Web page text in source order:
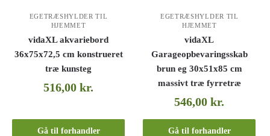
EGETRÆSHYLDER TIL
HJEMMET
vidaXL akvariebord
36x75x72,5 cm konstrueret
træ kunsteg
516,00kr.
Gå til forhandler
EGETRÆSHYLDER TIL
HJEMMET
vidaXL
Garageopbevaringsskab
brun eg 30x51x85 cm
massivt træ fyrretræ
546,00kr.
Gå til forhandler